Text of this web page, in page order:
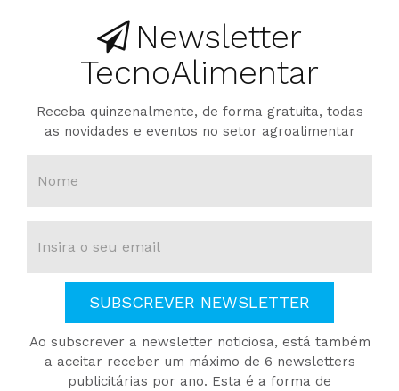
Newsletter
TecnoAlimentar
Receba quinzenalmente, de forma gratuita, todas
as novidades e eventos no setor agroalimentar
SUBSCREVER NEWSLETTER
Ao subscrever a newsletter noticiosa, está também
a aceitar receber um máximo de 6 newsletters
publicitárias por ano. Esta é a forma de